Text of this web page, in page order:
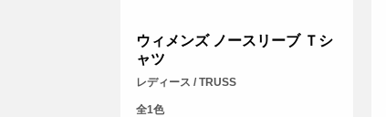
ウィメンズ ノースリーブ Ｔシ
ャツ
レディース / TRUSS
全1色